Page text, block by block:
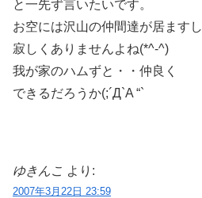
と一先ず言いたいです。
お空には沢山の仲間達が居ますし
寂しくありませんよね(*^-^)
我が家のハムずと・・仲良く
できるだろうか(;´Д`A “`
ゆきんこ より:
2007年3月22日 23:59